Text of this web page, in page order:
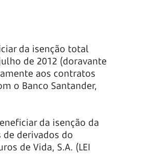
da isenção total
de 2012 (doravante
aos contratos
o Banco Santander,
da isenção da
de derivados do
de Vida, S.A. (LEI